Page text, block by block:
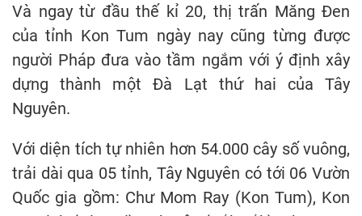
Và ngay từ đầu thế kỉ 20, thị trấn Măng Đen
của tỉnh Kon Tum ngày nay cũng từng được
người Pháp đưa vào tầm ngắm với ý định xây
dựng thành một Đà Lạt thứ hai của Tây
Nguyên.
Với diện tích tự nhiên hơn 54.000 cây số vuông,
trải dài qua 05 tỉnh, Tây Nguyên có tới 06 Vườn
Quốc gia gồm: Chư Mom Ray (Kon Tum), Kon